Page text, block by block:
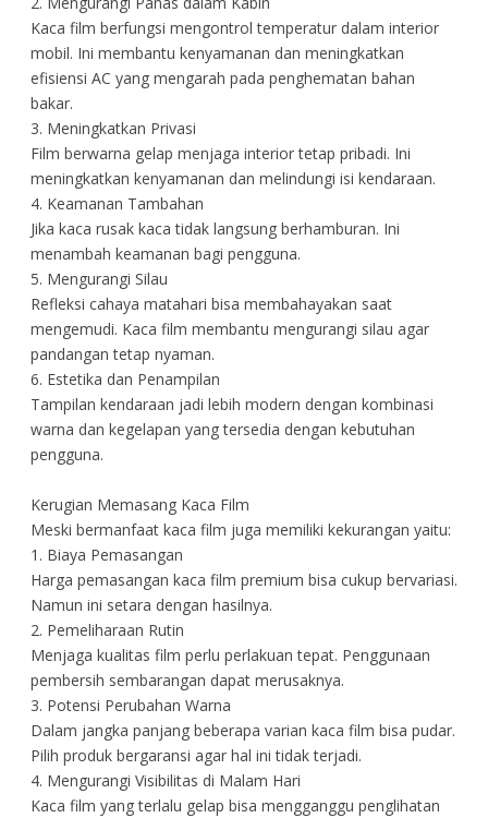
Kaca film berfungsi mengontrol temperatur dalam interior
mobil. Ini membantu kenyamanan dan meningkatkan
efisiensi AC yang mengarah pada penghematan bahan
bakar.
3. Meningkatkan Privasi
Film berwarna gelap menjaga interior tetap pribadi. Ini
meningkatkan kenyamanan dan melindungi isi kendaraan.
4. Keamanan Tambahan
Jika kaca rusak kaca tidak langsung berhamburan. Ini
menambah keamanan bagi pengguna.
5. Mengurangi Silau
Refleksi cahaya matahari bisa membahayakan saat
mengemudi. Kaca film membantu mengurangi silau agar
pandangan tetap nyaman.
6. Estetika dan Penampilan
Tampilan kendaraan jadi lebih modern dengan kombinasi
warna dan kegelapan yang tersedia dengan kebutuhan
pengguna.
Kerugian Memasang Kaca Film
Meski bermanfaat kaca film juga memiliki kekurangan yaitu:
1. Biaya Pemasangan
Harga pemasangan kaca film premium bisa cukup bervariasi.
Namun ini setara dengan hasilnya.
2. Pemeliharaan Rutin
Menjaga kualitas film perlu perlakuan tepat. Penggunaan
pembersih sembarangan dapat merusaknya.
3. Potensi Perubahan Warna
Dalam jangka panjang beberapa varian kaca film bisa pudar.
Pilih produk bergaransi agar hal ini tidak terjadi.
4. Mengurangi Visibilitas di Malam Hari
Kaca film yang terlalu gelap bisa mengganggu penglihatan